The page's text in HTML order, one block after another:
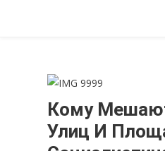
Кому
Улиц И